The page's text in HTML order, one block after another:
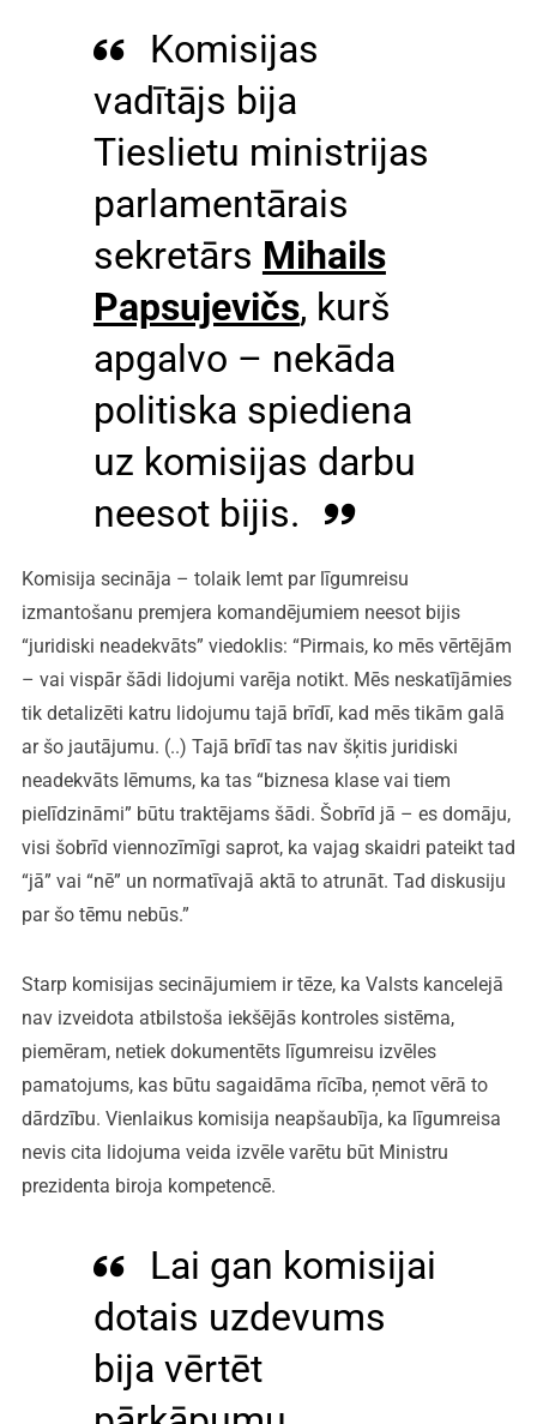
Komisijas
vadītājs bija
Tieslietu ministrijas
parlamentārais
sekretārs Mihails
Papsujevičs, kurš
apgalvo – nekāda
politiska spiediena
uz komisijas darbu
neesot bijis.
Komisija secināja – tolaik lemt par līgumreisu
izmantošanu premjera komandējumiem neesot bijis
“juridiski neadekvāts” viedoklis: “Pirmais, ko mēs vērtējām
– vai vispār šādi lidojumi varēja notikt. Mēs neskatījāmies
tik detalizēti katru lidojumu tajā brīdī, kad mēs tikām galā
ar šo jautājumu. (..) Tajā brīdī tas nav šķitis juridiski
neadekvāts lēmums, ka tas “biznesa klase vai tiem
pielīdzināmi” būtu traktējams šādi. Šobrīd jā – es domāju,
visi šobrīd viennozīmīgi saprot, ka vajag skaidri pateikt tad
“jā” vai “nē” un normatīvajā aktā to atrunāt. Tad diskusiju
par šo tēmu nebūs.”
Starp komisijas secinājumiem ir tēze, ka Valsts kancelejā
nav izveidota atbilstoša iekšējās kontroles sistēma,
piemēram, netiek dokumentēts līgumreisu izvēles
pamatojums, kas būtu sagaidāma rīcība, ņemot vērā to
dārdzību. Vienlaikus komisija neapšaubīja, ka līgumreisa
nevis cita lidojuma veida izvēle varētu būt Ministru
prezidenta biroja kompetencē.
Lai gan komisijai
dotais uzdevums
bija vērtēt